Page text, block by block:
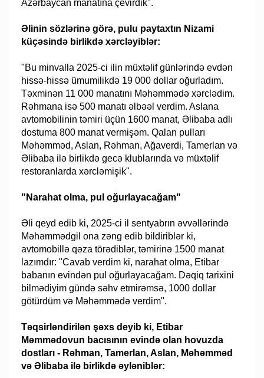
Azərbaycan manatına çevirdik".
Əlinin sözlərinə görə, pulu paytaxtın Nizami
küçəsində birlikdə xərcləyiblər:
"Bu minvalla 2025-ci ilin müxtəlif günlərində evdən
hissə-hissə ümumilikdə 19 000 dollar oğurladım.
Təxminən 11 000 manatını Məhəmmədə xərclədim.
Rəhmana isə 500 manatı əlbəəl verdim. Aslana
avtomobilinin təmiri üçün 1600 manat, Əlibaba adlı
dostuma 800 manat vermişəm. Qalan pulları
Məhəmməd, Aslan, Rəhman, Ağaverdi, Tamerlan və
Əlibaba ilə birlikdə gecə klublarında və müxtəlif
restoranlarda xərcləmişik".
"Narahat olma, pul oğurlayacağam"
Əli qeyd edib ki, 2025-ci il sentyabrın əvvəllərində
Məhəmmədgil ona zəng edib bildiriblər ki,
avtomobillə qəza törədiblər, təmirinə 1500 manat
lazımdır: "Cavab verdim ki, narahat olma, Etibar
babanın evindən pul oğurlayacağam. Dəqiq tarixini
bilmədiyim gündə səhv etmirəmsə, 1000 dollar
götürdüm və Məhəmmədə verdim".
Təqsirləndirilən şəxs deyib ki, Etibar
Məmmədovun bacısının evində olan hovuzda
dostları - Rəhman, Tamerlan, Aslan, Məhəmməd
və Əlibaba ilə birlikdə əyləniblər: